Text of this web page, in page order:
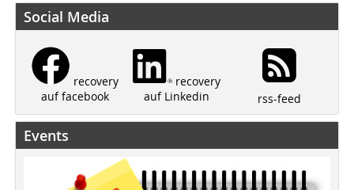
Social Media
recovery
auf facebook
recovery
auf Linkedin
rss-feed
Events